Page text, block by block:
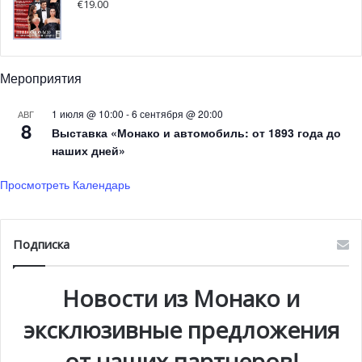
Рождественской деревне Монако дан «зелёный свет»,
несмотря на пандемию
Каждый год во время сезона новогодних праздников
рождественскую деревню Монако. Но с
продолжающейся пандемией, во время которой
рождественская ярмарка в этом году будет меньше, чем
€19.00
Мероприятия
АВГ
8
1 июля @ 10:00 -6 сентября @ 20:00
Выставка «Монако и автомобиль: от 1893 года до
наших дней»
Просмотреть Календарь
Подписка
Новости из Монако и
эксклюзивные предложения